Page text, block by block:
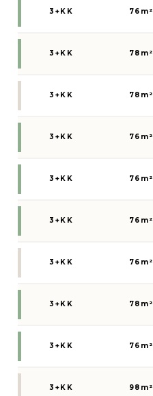
3+KK 76 m²
3+KK 78 m²
3+KK 78 m²
3+KK 76 m²
3+KK 76 m²
3+KK 76 m²
3+KK 76 m²
3+KK 78 m²
3+KK 76 m²
3+KK 98 m²